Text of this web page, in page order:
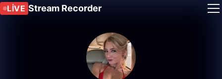
LIVE Stream Recorder